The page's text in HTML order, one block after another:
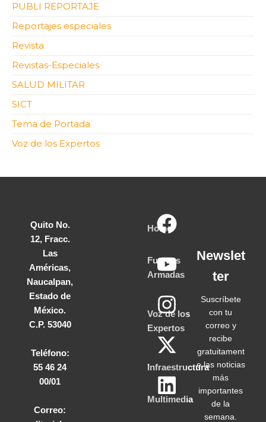
PUBLI REPORTAJE
Reportajes especiales
Revista
Revistas-Especiales
SALUD MILITAR
SICT
Tema de Portada
Voz de los Expertos
Quito No.
12, Fracc.
Las
Américas,
Naucalpan,
Estado de
México.
C.P. 53040
Teléfono:
55 46 24
00/01
Correo:
Home
Fuerzas
Armadas
Voz de los
Expertos
Infraestructura
Multimedia
Newslet
ter
Suscríbete
con tu
correo y
recibe
gratuitament
e las noticias
más
importantes
de la
semana.